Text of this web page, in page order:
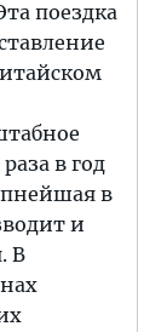
поездка
в год
в
и
В